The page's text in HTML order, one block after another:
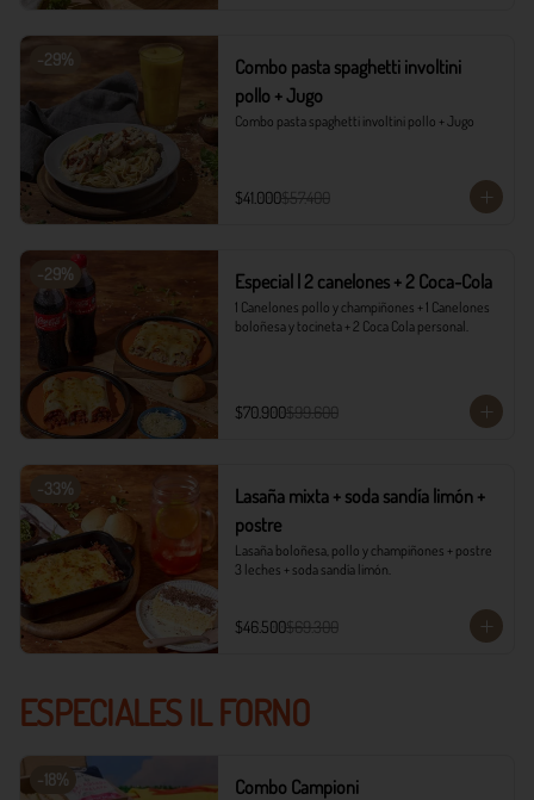
-29%
Combo pasta spaghetti involtini
pollo + Jugo
Combo pasta spaghetti involtini pollo + Jugo
$41.000$57.400
-29% Especial | 2 canelones + 2 Coca-Cola
1 Canelones pollo y champiñones + 1 Canelones
boloñesa y tocineta + 2 Coca Cola personal.
$70.900$99.600
-33%
Lasaña mixta + soda sandía limón +
postre
Lasaña boloñesa, pollo y champiñones + postre
3 leches + soda sandía limón.
$46.500$69.300
ESPECIALES IL FORNO
-18% Combo Campioni